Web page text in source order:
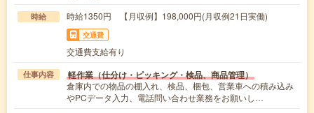
時給 時給1350円 【月収例】198,000円(月収例21日実働)
交通費
交通費支給有り
仕事内容 軽作業（仕分け・ピッキング・検品、商品管理）
倉庫内での物品の棚入れ、検品、梱包、営業車への積み込み
やPCデータ入力、電話問い合わせ業務をお願いし…